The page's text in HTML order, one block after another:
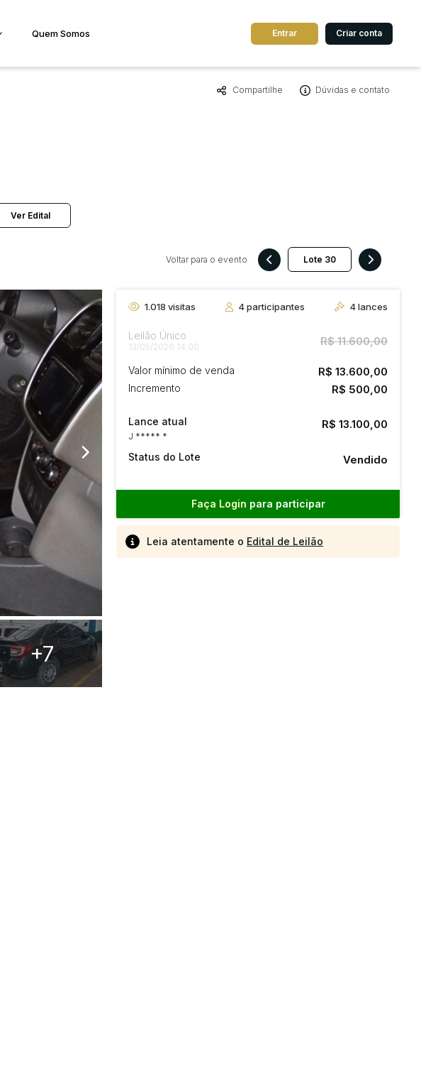
Cidade
Quem Somos Entrar Criar conta
Compartilhe Dúvidas e contato
Ver Edital
Voltar para o evento
+7
1.018 visitas 4participantes 4lances
Leilão Único
13/05/2026 14:00 R$ 11.600,00
Valor mínimo de venda R$ 13.600,00
Incremento R$ 500,00
Lance atual
J ***** *
R$ 13.100,00
Status do Lote Vendido
Faça Login para participar
Leia atentamente o Edital de Leilão